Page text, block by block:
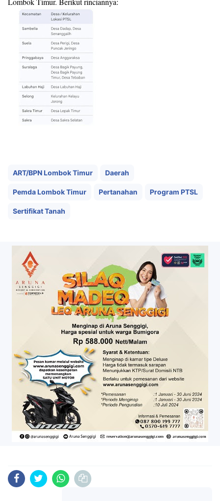
ART/BPN Lombok Timur Daerah
Pemda Lombok Timur Pertanahan Program PTSL
Sertifikat Tanah